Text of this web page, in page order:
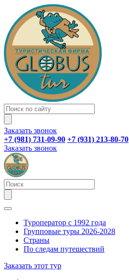
Заказать звонок
+7 (981) 731-09-90 +7 (931) 213-80-70
Заказать звонок
Туроператор с 1992 года
Групповые туры 2026-2028
Страны
По следам путешествий
Заказать этот тур